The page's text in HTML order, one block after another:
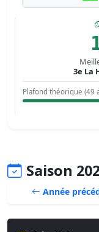
3e La
Plafond théorique (49
Saison
Année